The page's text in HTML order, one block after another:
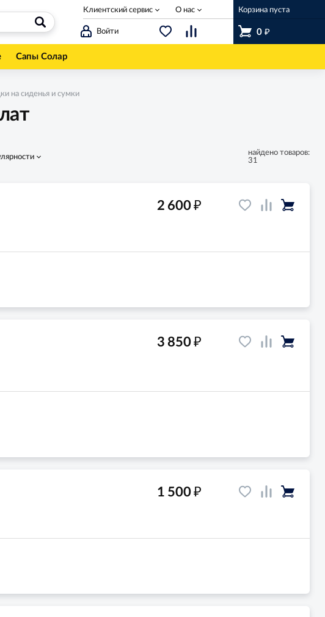
Войти
Корзина пуста
0 ₽
Клиентский сервис О нас
Сапы Солар
на сиденья и сумки
найдено товаров:
31
2 600₽
3 850₽
1 500₽